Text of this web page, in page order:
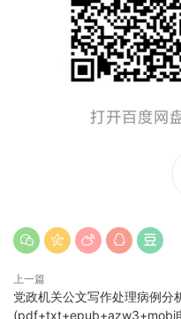
上一篇
党政机关公文写作处理病例分
(pdf+txt+epub+azw3+mobi